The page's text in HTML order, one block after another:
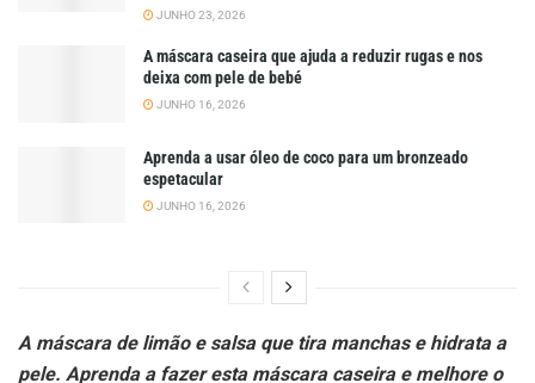
JUNHO 23, 2026
A máscara caseira que ajuda a reduzir rugas e nos
deixa com pele de bebé
JUNHO 16, 2026
Aprenda a usar óleo de coco para um bronzeado
espetacular
JUNHO 16, 2026
A máscara de limão e salsa que tira manchas e hidrata a
pele. Aprenda a fazer esta máscara caseira e melhore o